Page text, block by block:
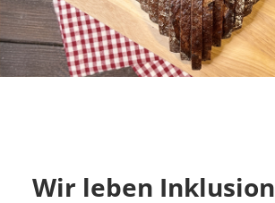
Wir leben Inklusion